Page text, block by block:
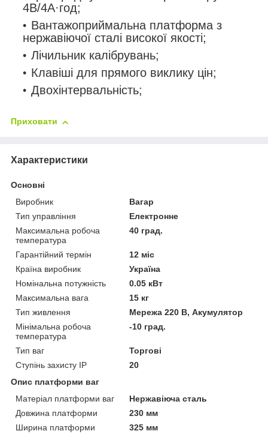
4В/4А·год;
Вантажоприймальна платформа з
нержавіючої сталі високої якості;
Лічильник калібрувань;
Клавіші для прямого виклику цін;
Двохінтервальність;
Приховати
Характеристики
Основні
Виробник
Вагар
Тип управління
Електронне
Максимальна робоча
температура
40 град.
Гарантійний термін
12 міс
Країна виробник
Україна
Номінальна потужність
0.05 кВт
Максимальна вага
15 кг
Тип живлення
Мережа 220 В, Акумулятор
Мінімальна робоча
температура
-10 град.
Тип ваг
Торгові
Ступінь захисту IP
20
Опис платформи ваг
Матеріал платформи ваг
Нержавіюча сталь
Довжина платформи
230 мм
Ширина платформи
325 мм